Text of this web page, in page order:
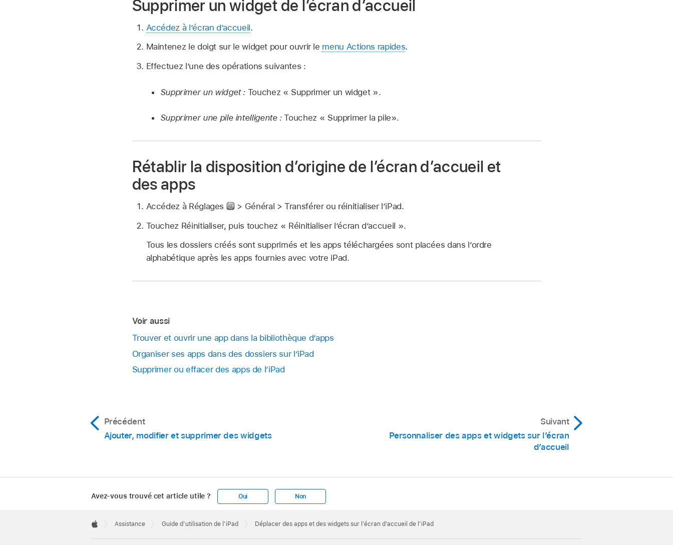
Supprimer un widget de l’écran d’accueil
Accédez à l’écran d’accueil.
Maintenez le doigt sur le widget pour ouvrir le menu Actions rapides.
Effectuez l’une des opérations suivantes :
Supprimer un widget : Touchez « Supprimer un widget ».
Supprimer une pile intelligente :Touchez « Supprimer la pile».
Rétablir la disposition d’origine de l’écran d’accueil et
des apps
Accédez à Réglages
> Général > Transférer ou réinitialiser l’iPad.
Touchez Réinitialiser, puis touchez « Réinitialiser l’écran d’accueil ».
Tous les dossiers créés sont supprimés et les apps téléchargées sont placées dans l’ordre
alphabétique après les apps fournies avec votre iPad.
Voir aussi
Trouver et ouvrir une app dans la bibliothèque d’apps
Organiser ses apps dans des dossiers sur l’iPad
Supprimer ou effacer des apps de l’iPad
Précédent
Ajouter, modifier et supprimer des widgets
Suivant
Personnaliser des apps et widgets sur l’écran
d’accueil
Avez-vous trouvé cet article utile ? Oui Non
Footer

Assistance Guide d’utilisation de l’iPad Déplacer des apps et des widgets sur l’écran d’accueil de l’iPad